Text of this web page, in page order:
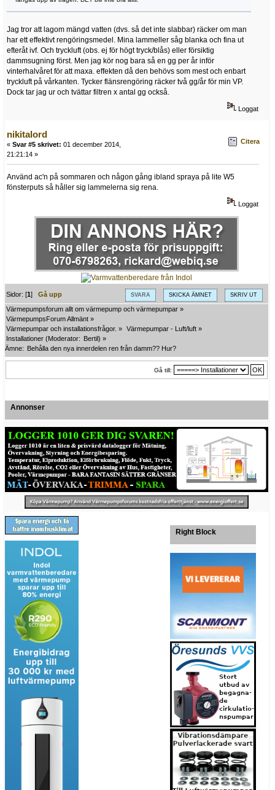
Jag tror att lagom mängd vatten (dvs. så det inte slabbar) räcker om man
har ett effektivt rengöringsmedel. Mina lammeller såg blanka och fina ut
efteråt ivf. Och tryckluft (obs. ej för högt tryck/blås) eller försiktig
dammsugning först. Men jag kör nog bara så en gg per år inför
vinterhalvåret för att maxa. effekten då den behövs som mest och enbart
tryckluft på vårkanten. Tycker flänsrengöring räcker två gg/år för min VP.
Dock tar jag ur och tvättar filtren x antal gg också.
Loggat
nikitalord
« Svar #5 skrivet: 01 december 2014,
21:21:14 »
Citera
Använd ac'n på sommaren och någon gång ibland spraya på lite W5
fönsterputs så håller sig lammelerna sig rena.
Loggat
SVARA SKICKA ÄMNET SKRIV UT
Sidor: [1]Gå upp
Värmepumpsforum allt om värmepump och värmepumpar »
VärmepumpsForum Allmänt »
Värmepumpar och installationsfrågor. » Värmepumpar - Luft/luft »
Installationer (Moderator: Bertil) »
Ämne: Behålla den nya innerdelen ren från damm?? Hur?
Gå till:
Annonser
Right Block